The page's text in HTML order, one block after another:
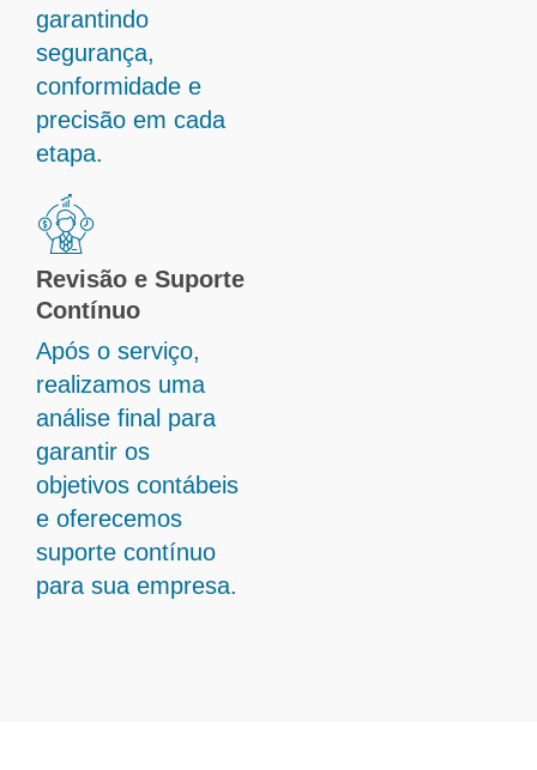
garantindo
segurança,
conformidade e
precisão em cada
etapa.
Revisão e Suporte
Contínuo
Após o serviço,
realizamos uma
análise final para
garantir os
objetivos contábeis
e oferecemos
suporte contínuo
para sua empresa.